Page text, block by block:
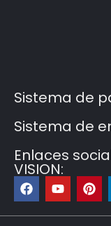
Sistema de
Sistema de
Enlaces
VISION:
F
a
c
e
Y
o
u
t
P
i
n
t